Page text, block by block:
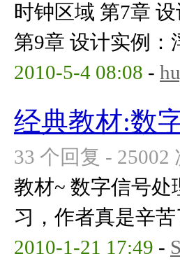
时钟区域 第7章
第9章 设计实例：
2010-5-4 08:08 -
经典教材:数
33 个回复 - 25002
教材~ 数字信号处
习，作者真是辛苦
2010-1-21 17:49 -